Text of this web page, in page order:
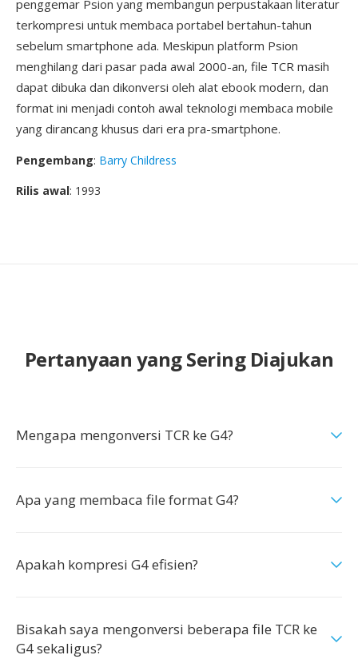
penggemar Psion yang membangun perpustakaan literatur
terkompresi untuk membaca portabel bertahun-tahun
sebelum smartphone ada. Meskipun platform Psion
menghilang dari pasar pada awal 2000-an, file TCR masih
dapat dibuka dan dikonversi oleh alat ebook modern, dan
format ini menjadi contoh awal teknologi membaca mobile
yang dirancang khusus dari era pra-smartphone.
Pengembang: Barry Childress
Rilis awal: 1993
Pertanyaan yang Sering Diajukan
Mengapa mengonversi TCR ke G4?
Apa yang membaca file format G4?
Apakah kompresi G4 efisien?
Bisakah saya mengonversi beberapa file TCR ke
G4 sekaligus?